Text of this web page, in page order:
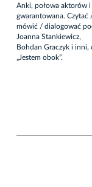
Anki, połowa aktorów
gwarantowana. Czytać
mówić / dialogować
Joanna Stankiewicz,
Bohdan Graczyk i
„Jestem obok”.